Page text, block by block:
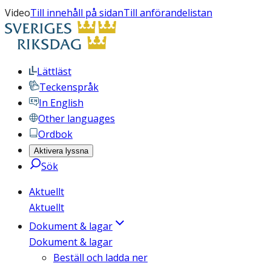
VideoTill innehåll på sidanTill anförandelistan
Lättläst
Teckenspråk
In English
Other languages
Ordbok
Aktivera lyssna
Sök
Aktuellt
Aktuellt
Dokument & lagar
Dokument & lagar
Beställ och ladda ner